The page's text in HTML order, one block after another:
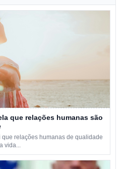
que relações humanas são
relações humanas de qualidade
vida...